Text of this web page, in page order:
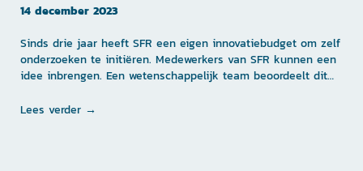
14 december 2023
Sinds drie jaar heeft SFR een eigen innovatiebudget om zelf
onderzoeken te initiëren. Medewerkers van SFR kunnen een
idee inbrengen. Een wetenschappelijk team beoordeelt dit…
Lees verder →